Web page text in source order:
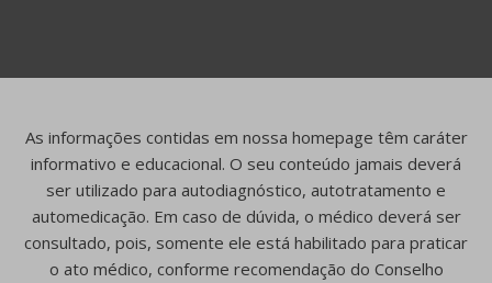
As informações contidas em nossa homepage têm caráter
informativo e educacional. O seu conteúdo jamais deverá
ser utilizado para autodiagnóstico, autotratamento e
automedicação. Em caso de dúvida, o médico deverá ser
consultado, pois, somente ele está habilitado para praticar
o ato médico, conforme recomendação do Conselho